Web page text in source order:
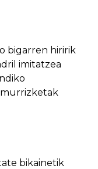
bigarren hiririk
imitatzea
bikainetik